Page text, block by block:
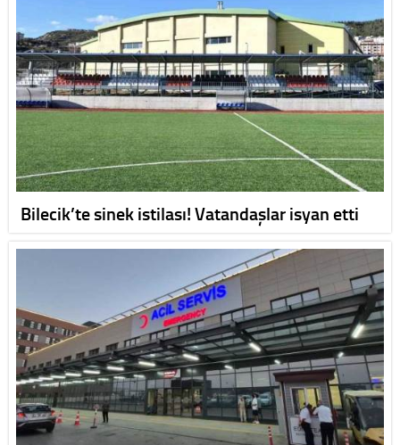
Bilecik’te sinek istilası! Vatandaşlar isyan etti